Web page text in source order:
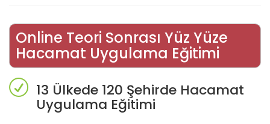
Online Teori Sonrası Yüz Yüze
Hacamat Uygulama Eğitimi
13 Ülkede 120 Şehirde Hacamat
Uygulama Eğitimi